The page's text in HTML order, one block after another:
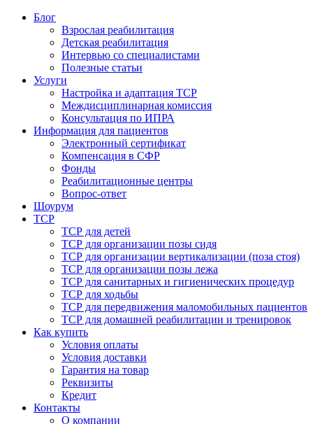
Блог
Взрослая реабилитация
Детская реабилитация
Интервью со специалистами
Полезные статьи
Услуги
Настройка и адаптация ТСР
Междисциплинарная комиссия
Консультация по ИПРА
Информация для пациентов
Электронный сертификат
Компенсация в СФР
Фонды
Реабилитационные центры
Вопрос-ответ
Шоурум
ТСР
ТСР для детей
ТСР для организации позы сидя
ТСР для организации вертикализации (поза стоя)
ТСР для организации позы лежа
ТСР для санитарных и гигиенических процедур
ТСР для ходьбы
ТСР для передвижения маломобильных пациентов
ТСР для домашней реабилитации и тренировок
Как купить
Условия оплаты
Условия доставки
Гарантия на товар
Реквизиты
Кредит
Контакты
О компании